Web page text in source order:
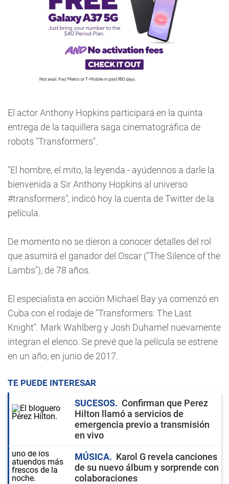
El actor Anthony Hopkins participará en la quinta
entrega de la taquillera saga cinematográfica de
robots "Transformers".
"El hombre, el mito, la leyenda - ayúdennos a darle la
bienvenida a Sir Anthony Hopkins al universo
#transformers", indicó hoy la cuenta de Twitter de la
película.
De momento no se dieron a conocer detalles del rol
que asumirá el ganador del Oscar ("The Silence of the
Lambs"), de 78 años.
El especialista en acción Michael Bay ya comenzó en
Cuba con el rodaje de "Transformers: The Last
Knight". Mark Wahlberg y Josh Duhamel nuevamente
integran el elenco. Se prevé que la película se estrene
en un año, en junio de 2017.
TE PUEDE INTERESAR
SUCESOS
Confirman que Perez
Hilton llamó a servicios de
emergencia previo a transmisión
en vivo
MÚSICA
Karol G revela canciones
de su nuevo álbum y sorprende con
colaboraciones